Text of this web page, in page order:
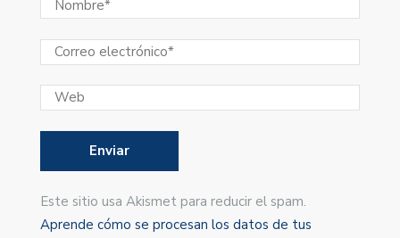
Este sitio usa Akismet para reducir el spam.
Aprende cómo se procesan los datos de tus